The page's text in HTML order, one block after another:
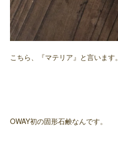
こちら、『マテリア』と言います。
OWAY初の固形石鹸なんです。